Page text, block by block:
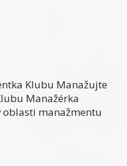
Klubu Manažujte
Manažérka
oblasti manažmentu